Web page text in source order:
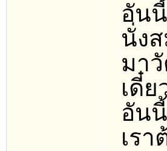
อัน
นั่ง
มา
เดี๋ย
อัน
เร